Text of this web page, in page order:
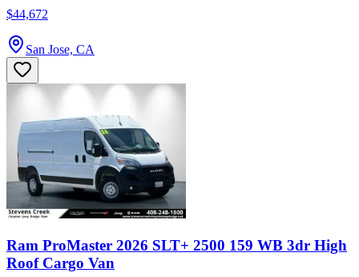
$44,672
San Jose, CA
Ram ProMaster 2026 SLT+ 2500 159 WB 3dr High
Roof Cargo Van